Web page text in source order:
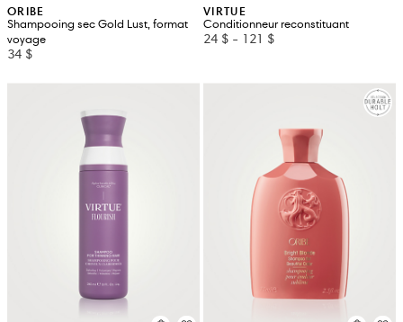
ORIBE
Shampooing sec Gold Lust, format
voyage
34 $
VIRTUE
Conditionneur reconstituant
24 $ - 121 $